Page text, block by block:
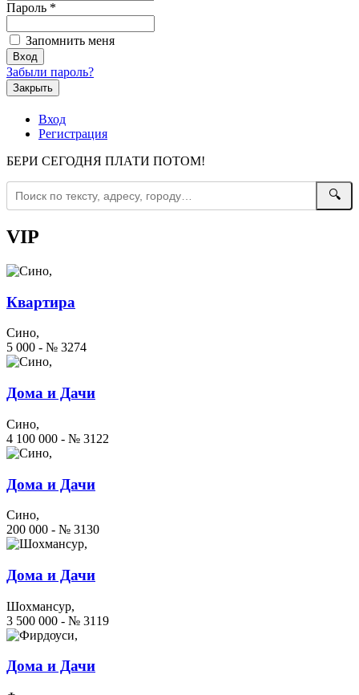
Пароль *
Запомнить меня
Забыли пароль?
Закрыть
Вход
Регистрация
БЕРИ СЕГОДНЯ ПЛАТИ ПОТОМ!
🔍
VIP
Квартира
Сино,
5 000 - № 3274
Дома и Дачи
Сино,
4 100 000 - № 3122
Дома и Дачи
Сино,
200 000 - № 3130
Дома и Дачи
Шохмансур,
3 500 000 - № 3119
Дома и Дачи